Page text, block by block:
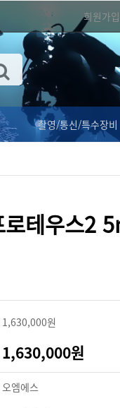
회원가입
촬영/통신/특수장비
테우스2
1,630,000원
1,630,000원
오엠에스